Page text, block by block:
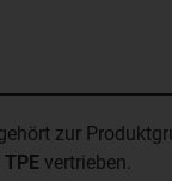
zur
vertrieben.